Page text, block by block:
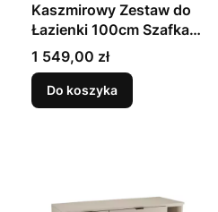
Kaszmirowy Zestaw do
Łazienki 100cm Szafka z
Blatem Regały Słupek
Orio
Cena
1 549,00 zł
Do koszyka